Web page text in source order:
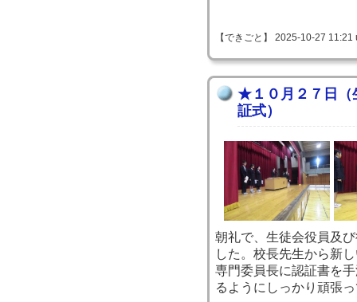
【できごと】 2025-10-27
★１０月２７日（
証式）
朝礼で、生徒会役員及
した。校長先生から新
専門委員長に認証書を
るようにしっかり頑張